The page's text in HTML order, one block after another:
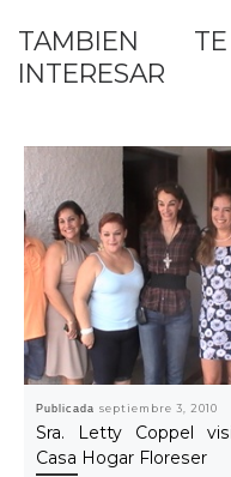
TAMBIEN
INTERESAR
Publicadaseptiembre 3, 2010
Sra. Letty Coppel
Casa Hogar Floreser